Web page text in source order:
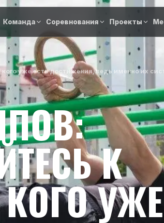
Команда Соревнования Проекты
уже есть достижения, ведь именно их
К